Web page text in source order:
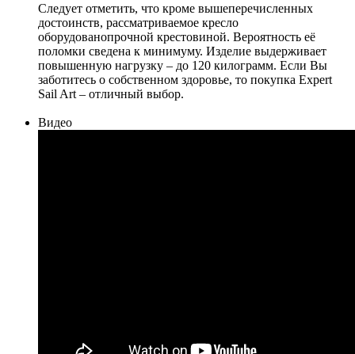
Следует отметить, что кроме вышеперечисленных
достоинств, рассматриваемое кресло
оборудованопрочной крестовиной. Вероятность её
поломки сведена к минимуму. Изделие выдерживает
повышенную нагрузку – до 120 килограмм. Если Вы
заботитесь о собственном здоровье, то покупка Expert
Sail Art – отличный выбор.
Видео